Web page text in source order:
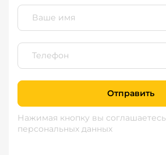
Отправить
Нажимая кнопку вы соглашаетесь
персональных данных